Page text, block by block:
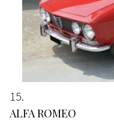
15
ALFA ROMEO